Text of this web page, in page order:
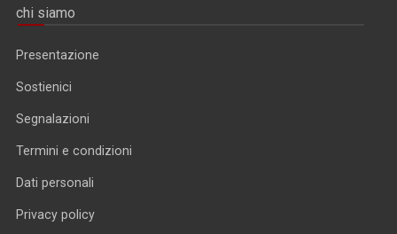
chi siamo
Presentazione
Sostienici
Segnalazioni
Termini e condizioni
Dati personali
Privacy policy